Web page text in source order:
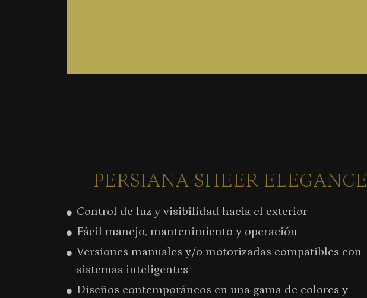
PERSIANA SHEER ELEGANCE
Control de luz y visibilidad hacia el exterior
Fácil manejo, mantenimiento y operación
Versiones manuales y/o motorizadas compatibles con
sistemas inteligentes
Diseños contemporáneos en una gama de colores y